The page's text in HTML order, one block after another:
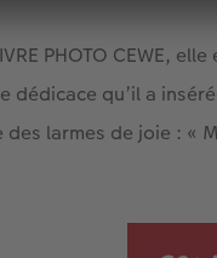
PHOTO CEWE,
dédicace qu’il a
larmes de joie : «